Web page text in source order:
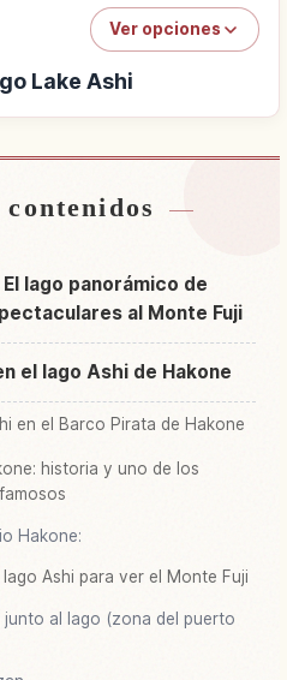
Ver opciones
Lake Ashi
de Lago Lake Ashi
en Lago Lake Ashi ↗
lago panorámico de
al Monte Fuji
el lago Ashi de Hakone
en el Barco Pirata de Hakone
historia y uno de los
Hakone:
Ashi para ver el Monte Fuji
al lago (zona del puerto